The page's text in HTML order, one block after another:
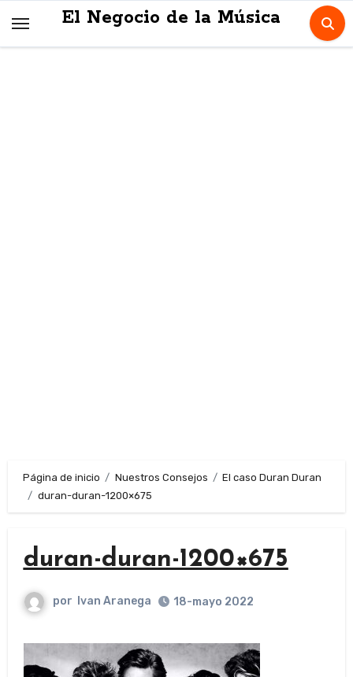
El Negocio de la Música
Página de inicio Nuestros Consejos
El caso Duran Duran
duran-duran-1200×675
duran-duran-1200×675
por Ivan Aranega 18-mayo 2022